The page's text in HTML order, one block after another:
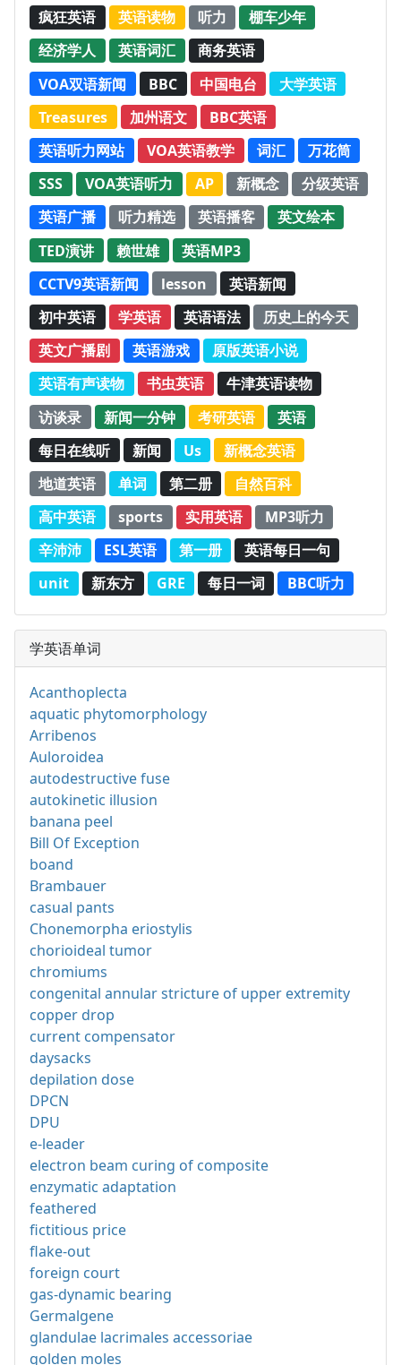
疯狂英语 英语读物 听力
棚车少年
经济学人
英语词汇
商务英语
VOA双语新闻
BBC 中国电台
大学英语
Treasures
加州语文
BBC英语
英语听力网站
VOA英语教学 词汇
万花筒
SSS
VOA英语听力 AP 新概念
分级英语
英语广播
听力精选 英语播客
英文绘本
TED演讲
赖世雄
英语MP3
CCTV9英语新闻
lesson
英语新闻
初中英语
学英语 英语语法
历史上的今天
英文广播剧
英语游戏
原版英语小说
英语有声读物
书虫英语
牛津英语读物
访谈录
新闻一分钟 考研英语
英语
每日在线听
新闻 Us
新概念英语
地道英语
单词 第二册
自然百科
高中英语
sports 实用英语
MP3听力
辛沛沛
ESL英语 第一册
英语每日一句
unit
新东方 GRE 每日一词 BBC听力
学英语单词
Acanthoplecta
aquatic phytomorphology
Arribenos
Auloroidea
autodestructive fuse
autokinetic illusion
banana peel
Bill Of Exception
boand
Brambauer
casual pants
Chonemorpha eriostylis
chorioideal tumor
chromiums
congenital annular stricture of upper extremity
copper drop
current compensator
daysacks
depilation dose
DPCN
DPU
e-leader
electron beam curing of composite
enzymatic adaptation
feathered
fictitious price
flake-out
foreign court
gas-dynamic bearing
Germalgene
glandulae lacrimales accessoriae
golden moles